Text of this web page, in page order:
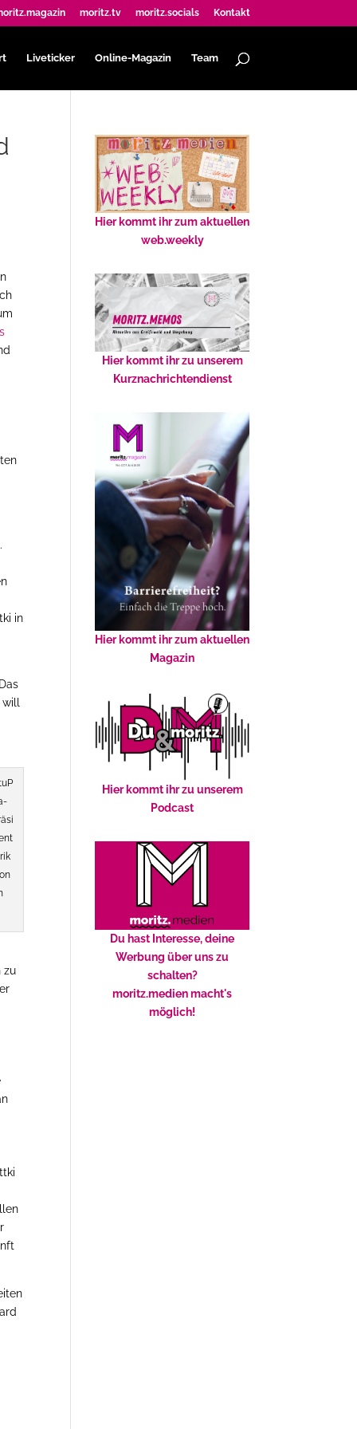
moritz.tv moritz.socials Kontakt
Liveticker Online-Magazin Team
in
zu
Hier kommt ihr zum aktuellen
web.weekly
Hier kommt ihr zu unserem
Kurznachrichtendienst
Hier kommt ihr zum aktuellen
Magazin
Hier kommt ihr zu unserem
Podcast
Du hast Interesse, deine
Werbung über uns zu
schalten?
moritz.medien macht's
möglich!